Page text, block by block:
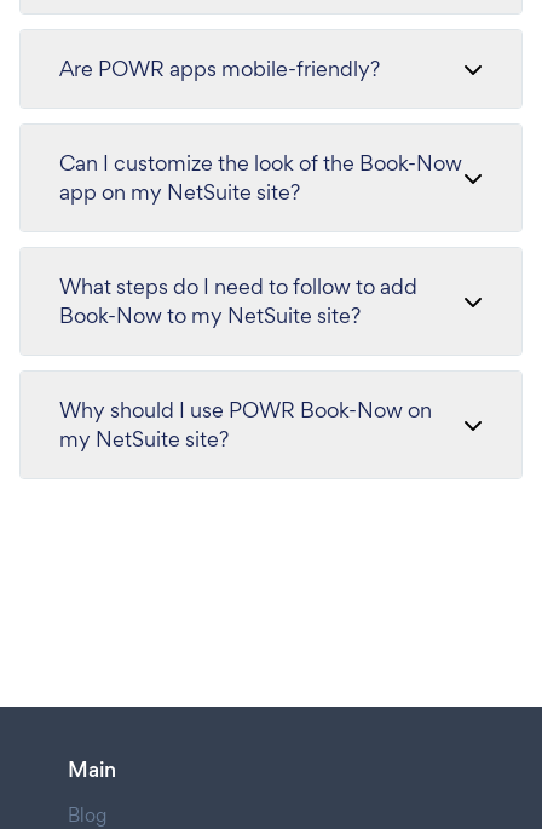
Are POWR apps mobile-friendly?
Can I customize the look of the Book-Now
app on my NetSuite site?
What steps do I need to follow to add
Book-Now to my NetSuite site?
Why should I use POWR Book-Now on
my NetSuite site?
Main
Blog